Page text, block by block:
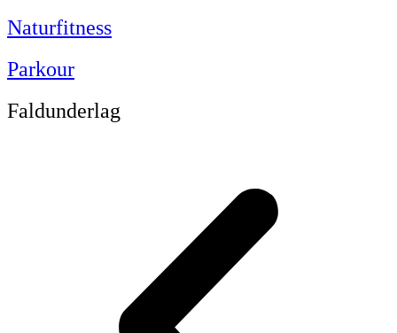
Naturfitness
Parkour
Faldunderlag